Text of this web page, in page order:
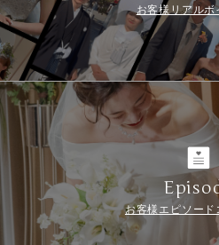
お客様リアルボ
お客様エピソード